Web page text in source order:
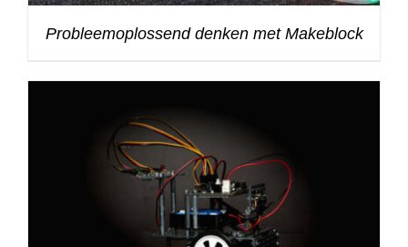
Probleemoplossend denken met Makeblock